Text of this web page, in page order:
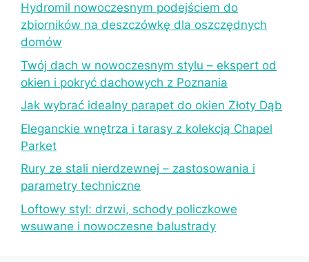
Hydromil nowoczesnym podejściem do
zbiorników na deszczówkę dla oszczędnych
domów
Twój dach w nowoczesnym stylu – ekspert od
okien i pokryć dachowych z Poznania
Jak wybrać idealny parapet do okien Złoty Dąb
Eleganckie wnętrza i tarasy z kolekcją Chapel
Parket
Rury ze stali nierdzewnej – zastosowania i
parametry techniczne
Loftowy styl: drzwi, schody policzkowe
wsuwane i nowoczesne balustrady